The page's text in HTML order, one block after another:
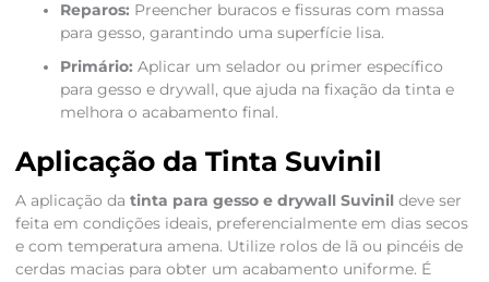
Reparos: Preencher buracos e fissuras com massa
para gesso, garantindo uma superfície lisa.
Primário: Aplicar um selador ou primer específico
para gesso e drywall, que ajuda na fixação da tinta e
melhora o acabamento final.
Aplicação da Tinta Suvinil
A aplicação da tinta para gesso e drywall Suvinil deve ser
feita em condições ideais, preferencialmente em dias secos
e com temperatura amena. Utilize rolos de lã ou pincéis de
cerdas macias para obter um acabamento uniforme. É